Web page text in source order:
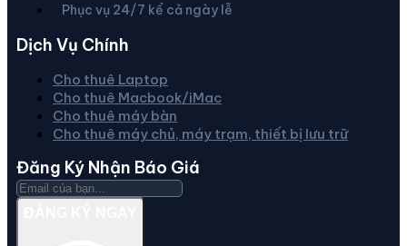
Phục vụ 24/7 kể cả ngày lễ
Dịch Vụ Chính
Cho thuê Laptop
Cho thuê Macbook/iMac
Cho thuê máy bàn
Cho thuê máy chủ, máy trạm, thiết bị lưu trữ
Đăng Ký Nhận Báo Giá